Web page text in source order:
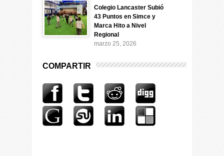
Colegio Lancaster Subió
43 Puntos en Simce y
Marca Hito a Nivel
Regional
marzo 25, 2026
COMPARTIR